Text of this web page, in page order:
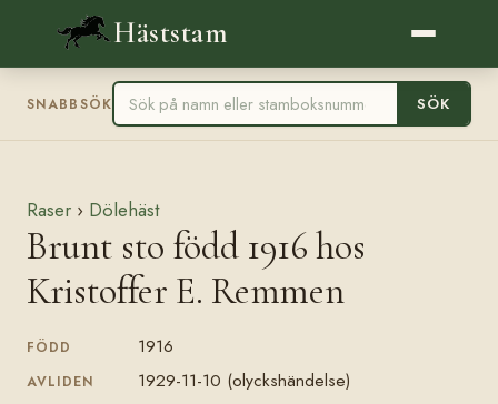
Häststam
SNABBSÖK SÖK
Raser › Dölehäst
Brunt sto född 1916 hos
Kristoffer E. Remmen
FÖDD 1916
AVLIDEN 1929-11-10 (olyckshändelse)